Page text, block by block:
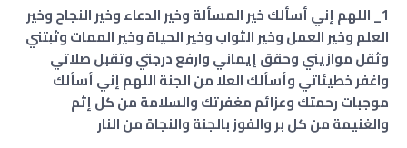
1_ اللهم إني أسألك خير المسألة وخير الدعاء وخير النجاح وخير
العلم وخير العمل وخير الثواب وخير الحياة وخير الممات وثبتني
وثقل موازيني وحقق إيماني وارفع درجتي وتقبل صلاتي
واغفر خطيئاتي وأسألك العلا من الجنة اللهم إني أسألك
موجبات رحمتك وعزائم مغفرتك والسلامة من كل إثم
والغنيمة من كل بر والفوز بالجنة والنجاة من النار